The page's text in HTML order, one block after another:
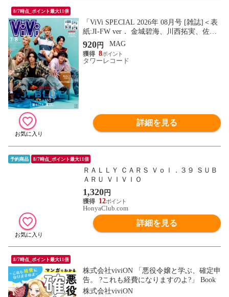
8/7時点_ポイント最大11倍
「ViVi SPECIAL 2026年 08月号 [雑誌]＜表
紙:JI-FW ver． 金城碧海、川西拓実、佐藤
景瑚(JO1)、田島将吾、髙塚大夢、西洸人(I
NI)」 Magazine
920円
MAG
8
タワーレコード
詳細を見る
予約商品 8/7時点_ポイント最大11倍
ＲＡＬＬＹ ＣＡＲＳ Ｖｏｌ．３９ ＳＵＢ
ＡＲＵ ＶＩＶＩＯ
1,320円
12
HonyaClub.com
詳細を見る
8/7時点_ポイント最大11倍
株式会社viviON 「悪役令嬢と学ぶ、確定申
告。 ?これも経費になりますのよ?」 Book
株式会社viviON